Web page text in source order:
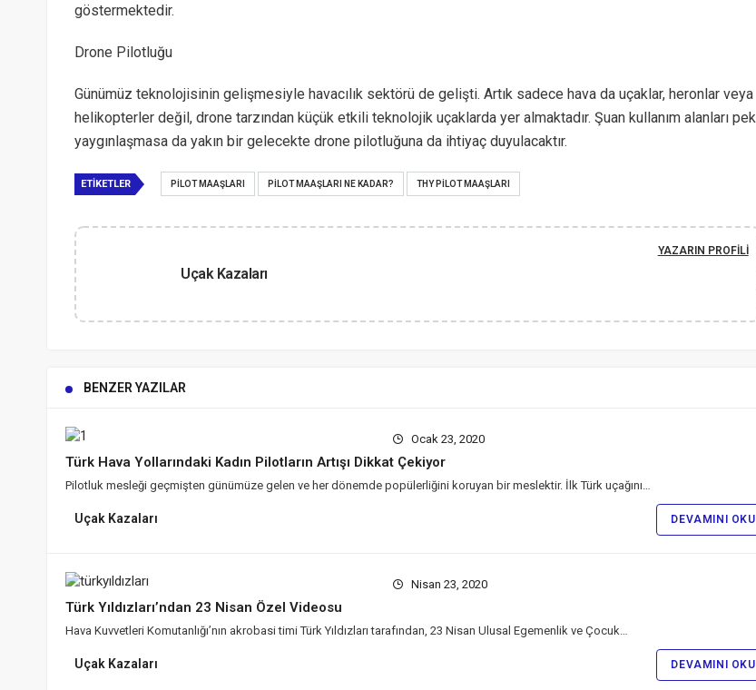
göstermektedir.
Drone Pilotluğu
Günümüz teknolojisinin gelişmesiyle havacılık sektörü de gelişti. Artık sadece hava da uçaklar, heronlar veya
helikopterler değil, drone tarzından küçük etkili teknolojik uçaklarda yer almaktadır. Şuan kullanım alanları pek
yaygınlaşmasa da yakın bir gelecekte drone pilotluğuna da ihtiyaç duyulacaktır.
ETIKETLER PILOT MAAŞLARI PILOT MAAŞLARI NE KADAR? THY PILOT MAAŞLARI
Uçak Kazaları
YAZARIN PROFILI
BENZER YAZILAR
Ocak 23, 2020
Türk Hava Yollarındaki Kadın Pilotların Artışı Dikkat Çekiyor
Pilotluk mesleği geçmişten günümüze gelen ve her dönemde popülerliğini koruyan bir meslektir. İlk Türk uçağını…
Uçak Kazaları DEVAMINI OKU
Nisan 23, 2020
Türk Yıldızları’ndan 23 Nisan Özel Videosu
Hava Kuvvetleri Komutanlığı’nın akrobasi timi Türk Yıldızları tarafından, 23 Nisan Ulusal Egemenlik ve Çocuk…
Uçak Kazaları DEVAMINI OKU